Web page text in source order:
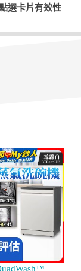
選卡片有效性